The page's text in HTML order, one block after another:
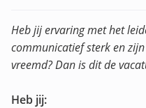
Heb jij ervaring met het
communicatief sterk en
vreemd? Dan is dit de
Heb jij: